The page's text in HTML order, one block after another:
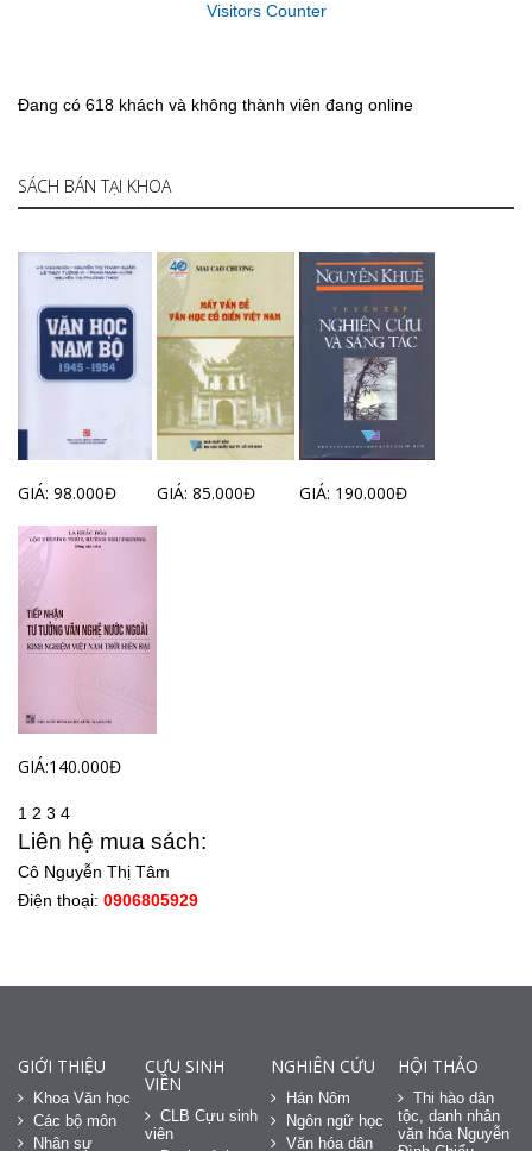
Visitors Counter
Đang có 618 khách và không thành viên đang online
SÁCH BÁN TẠI KHOA
GIÁ: 98.000Đ GIÁ: 85.000Đ GIÁ: 190.000Đ
GIÁ:140.000Đ
1 2 3 4
Liên hệ mua sách:
Cô Nguyễn Thị Tâm
Điện thoại: 0906805929
GIỚI THIỆU
Khoa Văn học
Các bộ môn
Nhân sự
CỰU SINH
VIÊN
CLB Cựu sinh
viên
NGHIÊN CỨU
Hán Nôm
Ngôn ngữ học
Văn hóa dân
HỘI THẢO
Thi hào dân
tộc, danh nhân
văn hóa Nguyễn